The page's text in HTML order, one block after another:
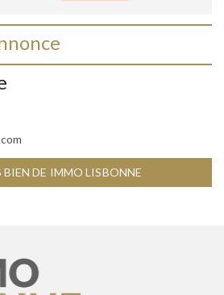
BIEN DE IMMO LISBONNE